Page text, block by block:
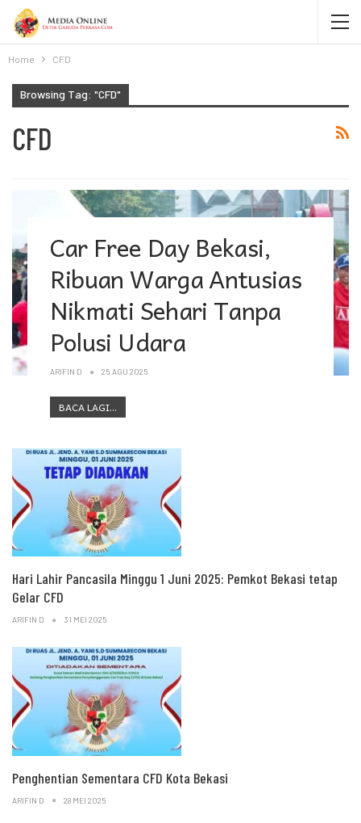
Home CFD
Browsing Tag: "CFD"
CFD
Car Free Day Bekasi,
Ribuan Warga Antusias
Nikmati Sehari Tanpa
Polusi Udara
ARIFIN D 25 AGU 2025
BACA LAGI...
Hari Lahir Pancasila Minggu 1 Juni 2025: Pemkot Bekasi tetap
Gelar CFD
ARIFIN D 31 MEI 2025
Penghentian Sementara CFD Kota Bekasi
ARIFIN D 28 MEI 2025